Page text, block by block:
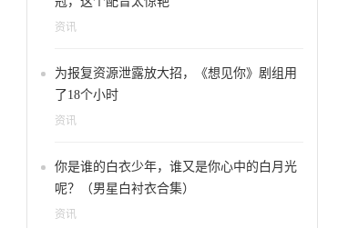
资讯
为报复资源泄露放大招，《想见你》剧组用
了18个小时
资讯
你是谁的白衣少年，谁又是你心中的白月光
呢？（男星白衬衣合集）
资讯